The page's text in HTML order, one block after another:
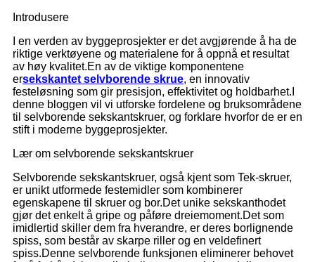
Introdusere
I en verden av byggeprosjekter er det avgjørende å ha de
riktige verktøyene og materialene for å oppnå et resultat
av høy kvalitet.En av de viktige komponentene
ersekskantet selvborende skrue, en innovativ
festeløsning som gir presisjon, effektivitet og holdbarhet.I
denne bloggen vil vi utforske fordelene og bruksområdene
til selvborende sekskantskruer, og forklare hvorfor de er en
stift i moderne byggeprosjekter.
Lær om selvborende sekskantskruer
Selvborende sekskantskruer, også kjent som Tek-skruer,
er unikt utformede festemidler som kombinerer
egenskapene til skruer og bor.Det unike sekskanthodet
gjør det enkelt å gripe og påføre dreiemoment.Det som
imidlertid skiller dem fra hverandre, er deres borlignende
spiss, som består av skarpe riller og en veldefinert
spiss.Denne selvborende funksjonen eliminerer behovet